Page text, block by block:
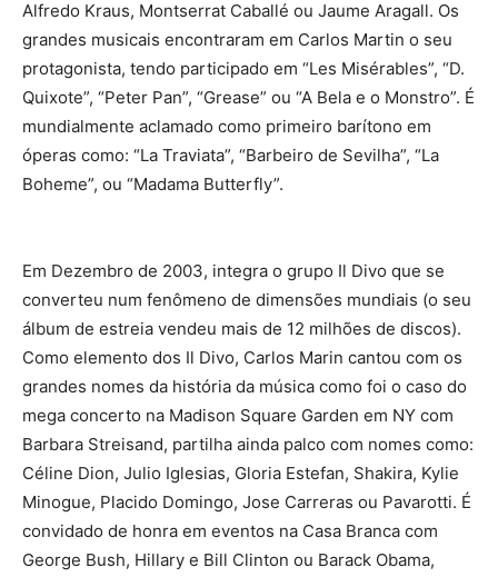
Alfredo Kraus, Montserrat Caballé ou Jaume Aragall. Os
grandes musicais encontraram em Carlos Martin o seu
protagonista, tendo participado em “Les Misérables”, “D.
Quixote”, “Peter Pan”, “Grease” ou “A Bela e o Monstro”. É
mundialmente aclamado como primeiro barítono em
óperas como: “La Traviata”, “Barbeiro de Sevilha”, “La
Boheme”, ou “Madama Butterfly”.
Em Dezembro de 2003, integra o grupo Il Divo que se
converteu num fenômeno de dimensões mundiais (o seu
álbum de estreia vendeu mais de 12 milhões de discos).
Como elemento dos Il Divo, Carlos Marin cantou com os
grandes nomes da história da música como foi o caso do
mega concerto na Madison Square Garden em NY com
Barbara Streisand, partilha ainda palco com nomes como:
Céline Dion, Julio Iglesias, Gloria Estefan, Shakira, Kylie
Minogue, Placido Domingo, Jose Carreras ou Pavarotti. É
convidado de honra em eventos na Casa Branca com
George Bush, Hillary e Bill Clinton ou Barack Obama,